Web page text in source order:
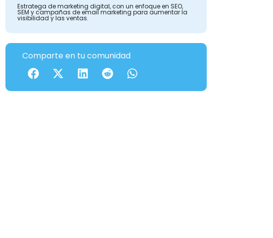
Estratega de marketing digital, con un enfoque en SEO,
SEM y campañas de email marketing para aumentar la
visibilidad y las ventas.
Comparte en tu comunidad